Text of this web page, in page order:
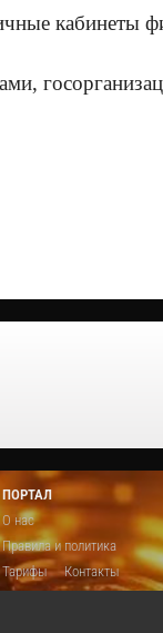
кабинеты
ПОРТАЛ
О нас
Правила и политика
Тарифы
Контакты
Предложить видео
Топ